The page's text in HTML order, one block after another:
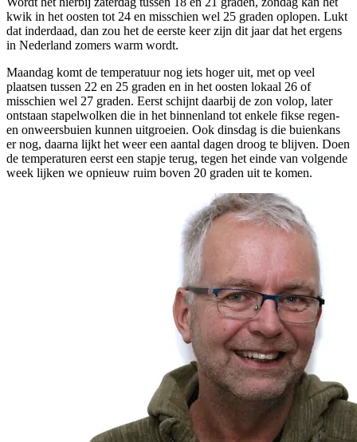
kwik in het oosten tot 24 en misschien wel 25 graden oplopen. Lukt
dat inderdaad, dan zou het de eerste keer zijn dit jaar dat het ergens
in Nederland zomers warm wordt.
Maandag komt de temperatuur nog iets hoger uit, met op veel
plaatsen tussen 22 en 25 graden en in het oosten lokaal 26 of
misschien wel 27 graden. Eerst schijnt daarbij de zon volop, later
ontstaan stapelwolken die in het binnenland tot enkele fikse regen-
en onweersbuien kunnen uitgroeien. Ook dinsdag is die buienkans
er nog, daarna lijkt het weer een aantal dagen droog te blijven. Doen
de temperaturen eerst een stapje terug, tegen het einde van volgende
week lijken we opnieuw ruim boven 20 graden uit te komen.